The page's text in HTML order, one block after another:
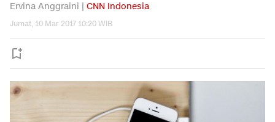
Ervina Anggraini | CNN Indonesia
Jumat, 10 Mar 2017 10:20 WIB